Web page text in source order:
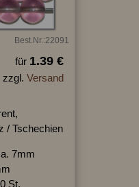
Best.Nr.:22091
für 1.39 €
zzgl. Versand
/ Tschechien
7mm
St.